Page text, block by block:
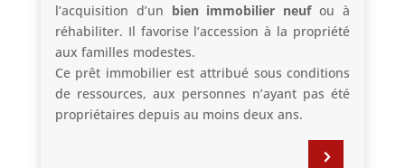
l’acquisition d’un bien immobilier neufou à
réhabiliter. Il favorise l’accession à la propriété
aux familles modestes.
Ce prêt immobilier est attribué sous conditions
de ressources, aux personnes n’ayant pas été
propriétaires depuis au moins deux ans.
5